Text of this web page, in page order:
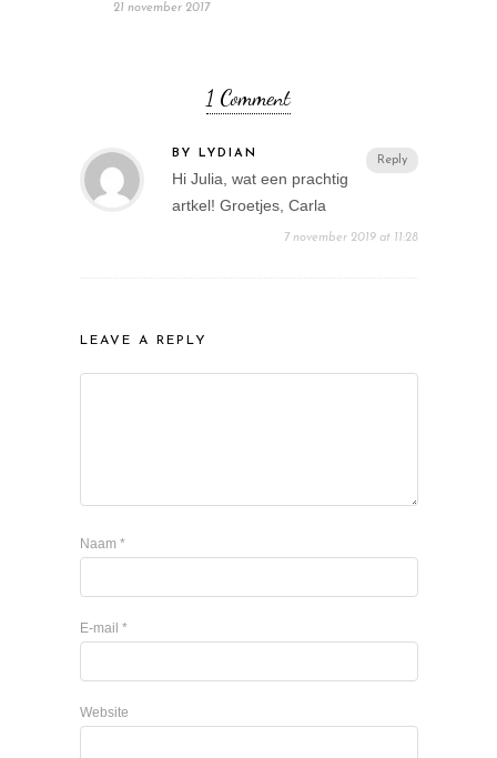
21 november 2017
1 Comment
Reply
BY LYDIAN
Hi Julia, wat een prachtig
artkel! Groetjes, Carla
7 november 2019 at 11:28
LEAVE A REPLY
Naam *
E-mail *
Website